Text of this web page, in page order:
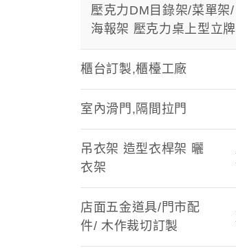
壓克力DM目錄架/菜單架/
海報架 壓克力桌上型立牌
櫃台訂製,櫃檯工廠
室內滑門,隔間拉門
吊衣架 造型衣桿架 曬
衣架
店面五金道具/門市配
件/ 木作裁切訂製